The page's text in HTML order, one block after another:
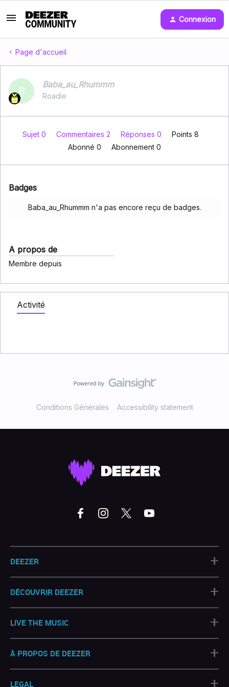
Connexion
Page d'accueil
B
Baba_au_Rhummm
Roadie
Sujet 0 Commentaires 2 Réponses 0
Points 8
Abonné 0 Abonnement 0
Badges
Baba_au_Rhummm n'a pas encore reçu de badges.
A propos de
Membre depuis
Activité
Conditions Générales Accessibility statement
DEEZER +
DÉCOUVRIR DEEZER +
LIVE THE MUSIC +
À PROPOS DE DEEZER +
LEGAL +